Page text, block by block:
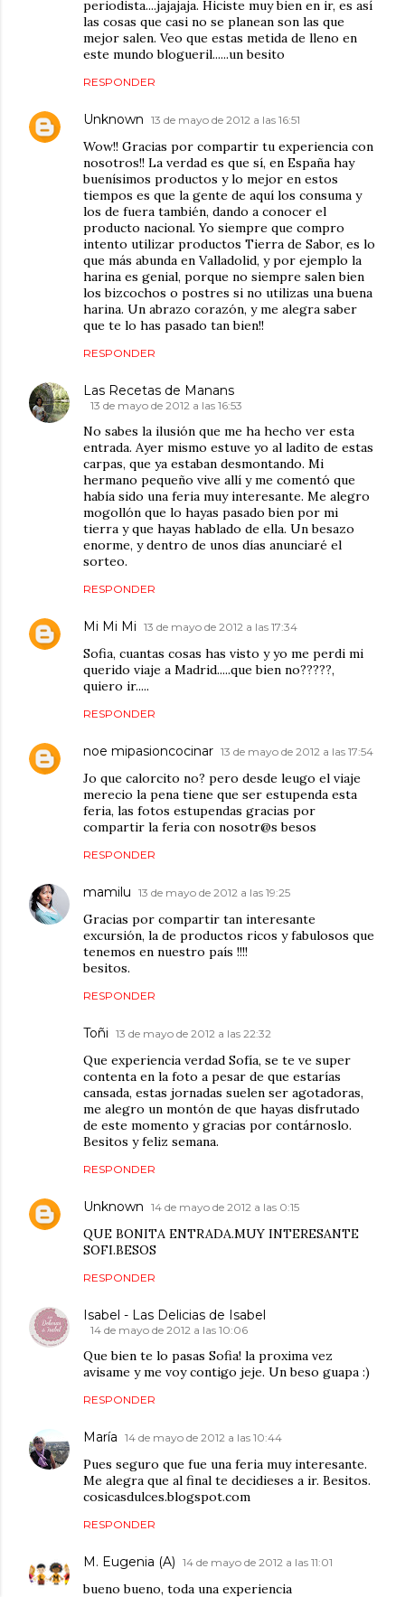
periodista....jajajaja. Hiciste muy bien en ir, es así
las cosas que casi no se planean son las que
mejor salen. Veo que estas metida de lleno en
este mundo blogueril......un besito
RESPONDER
Unknown 13 de mayo de 2012 a las 16:51
Wow!! Gracias por compartir tu experiencia con
nosotros!! La verdad es que sí, en España hay
buenísimos productos y lo mejor en estos
tiempos es que la gente de aquí los consuma y
los de fuera también, dando a conocer el
producto nacional. Yo siempre que compro
intento utilizar productos Tierra de Sabor, es lo
que más abunda en Valladolid, y por ejemplo la
harina es genial, porque no siempre salen bien
los bizcochos o postres si no utilizas una buena
harina. Un abrazo corazón, y me alegra saber
que te lo has pasado tan bien!!
RESPONDER
Las Recetas de Manans
13 de mayo de 2012 a las 16:53
No sabes la ilusión que me ha hecho ver esta
entrada. Ayer mismo estuve yo al ladito de estas
carpas, que ya estaban desmontando. Mi
hermano pequeño vive allí y me comentó que
había sido una feria muy interesante. Me alegro
mogollón que lo hayas pasado bien por mi
tierra y que hayas hablado de ella. Un besazo
enorme, y dentro de unos días anunciaré el
sorteo.
RESPONDER
Mi Mi Mi 13 de mayo de 2012 a las 17:34
Sofia, cuantas cosas has visto y yo me perdi mi
querido viaje a Madrid.....que bien no?????,
quiero ir.....
RESPONDER
noe mipasioncocinar 13 de mayo de 2012 a las 17:54
Jo que calorcito no? pero desde leugo el viaje
merecio la pena tiene que ser estupenda esta
feria, las fotos estupendas gracias por
compartir la feria con nosotr@s besos
RESPONDER
mamilu 13 de mayo de 2012 a las 19:25
Gracias por compartir tan interesante
excursión, la de productos ricos y fabulosos que
tenemos en nuestro país !!!!
besitos.
RESPONDER
Toñi 13 de mayo de 2012 a las 22:32
Que experiencia verdad Sofía, se te ve super
contenta en la foto a pesar de que estarías
cansada, estas jornadas suelen ser agotadoras,
me alegro un montón de que hayas disfrutado
de este momento y gracias por contárnoslo.
Besitos y feliz semana.
RESPONDER
Unknown 14 de mayo de 2012 a las 0:15
QUE BONITA ENTRADA.MUY INTERESANTE
SOFI.BESOS
RESPONDER
Isabel - Las Delicias de Isabel
14 de mayo de 2012 a las 10:06
Que bien te lo pasas Sofia! la proxima vez
avisame y me voy contigo jeje. Un beso guapa :)
RESPONDER
María 14 de mayo de 2012 a las 10:44
Pues seguro que fue una feria muy interesante.
Me alegra que al final te decidieses a ir. Besitos.
cosicasdulces.blogspot.com
RESPONDER
M. Eugenia (A) 14 de mayo de 2012 a las 11:01
bueno bueno, toda una experiencia